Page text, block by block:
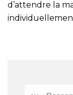
d’attendre la